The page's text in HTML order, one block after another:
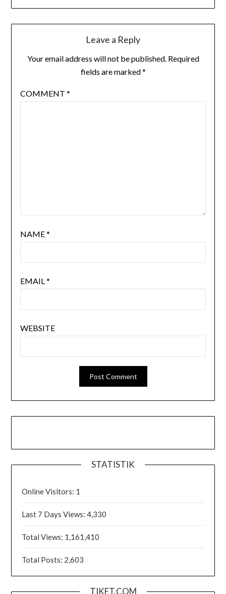
Leave a Reply
Your email address will not be published. Required
fields are marked*
COMMENT *
NAME*
EMAIL*
WEBSITE
STATISTIK
Online Visitors: 1
Last 7 Days Views:4,330
Total Views: 1,161,410
Total Posts: 2,603
TIKET.COM